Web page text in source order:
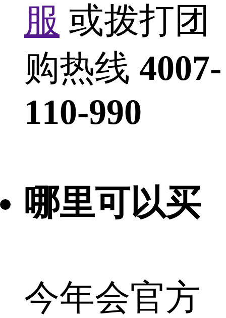
服 或拨打团
购热线 4007-
110-990
哪里可以买
今年会官方